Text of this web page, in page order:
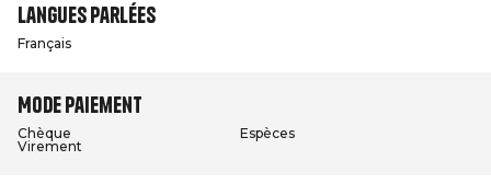
Langues parlées
Français
Mode paiement
Chèque
Espèces
Virement